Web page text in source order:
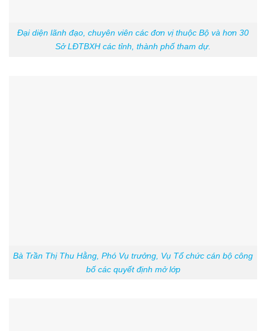
Đại diện lãnh đạo, chuyên viên các đơn vị thuộc Bộ và hơn 30
Sở LĐTBXH các tỉnh, thành phố tham dự.
Bà Trần Thị Thu Hằng, Phó Vụ trưởng, Vụ Tổ chức cán bộ công
bố các quyết định mở lớp